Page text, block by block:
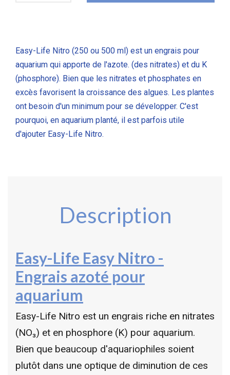
Easy-Life Nitro (250 ou 500 ml) est un engrais pour
aquarium qui apporte de l'azote. (des nitrates) et du K
(phosphore). Bien que les nitrates et phosphates en
excès favorisent la croissance des algues. Les plantes
ont besoin d'un minimum pour se développer. C'est
pourquoi, en aquarium planté, il est parfois utile
d'ajouter Easy-Life Nitro.
Description
Easy-Life Easy Nitro -
Engrais azoté pour
aquarium
Easy-Life Nitro est un engrais riche en nitrates
(NO₃) et en phosphore (K) pour aquarium.
Bien que beaucoup d'aquariophiles soient
plutôt dans une optique de diminution de ces